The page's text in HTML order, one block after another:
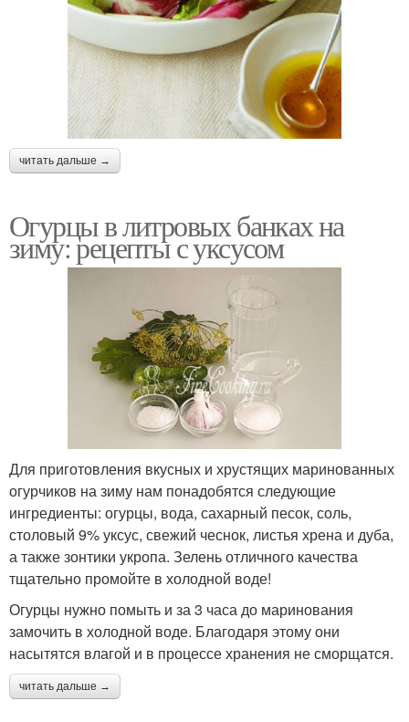
читать дальше →
Огурцы в литровых банках на
зиму: рецепты с уксусом
Для приготовления вкусных и хрустящих маринованных
огурчиков на зиму нам понадобятся следующие
ингредиенты: огурцы, вода, сахарный песок, соль,
столовый 9% уксус, свежий чеснок, листья хрена и дуба,
а также зонтики укропа. Зелень отличного качества
тщательно промойте в холодной воде!
Огурцы нужно помыть и за 3 часа до маринования
замочить в холодной воде. Благодаря этому они
насытятся влагой и в процессе хранения не сморщатся.
читать дальше →